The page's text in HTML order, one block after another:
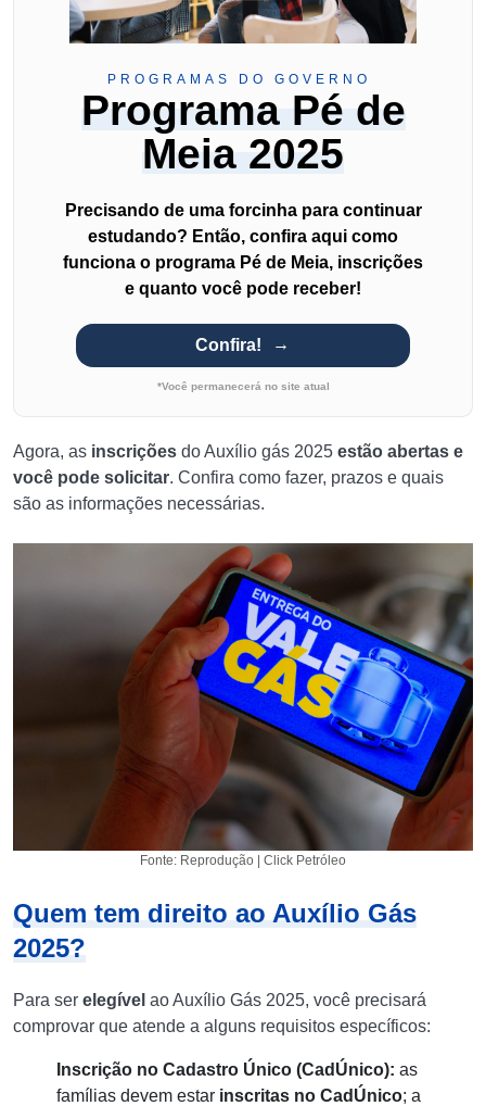
PROGRAMAS DO GOVERNO
Programa Pé de
Meia 2025
Precisando de uma forcinha para continuar
estudando? Então, confira aqui como
funciona o programa Pé de Meia, inscrições
e quanto você pode receber!
Confira!
*Você permanecerá no site atual
Agora, as inscrições do Auxílio gás 2025 estão abertas e
você pode solicitar. Confira como fazer, prazos e quais
são as informações necessárias.
Fonte: Reprodução | Click Petróleo
Quem tem direito ao Auxílio Gás
2025?
Para ser elegível ao Auxílio Gás 2025, você precisará
comprovar que atende a alguns requisitos específicos:
Inscrição no Cadastro Único (CadÚnico): as
famílias devem estar inscritas no CadÚnico; a